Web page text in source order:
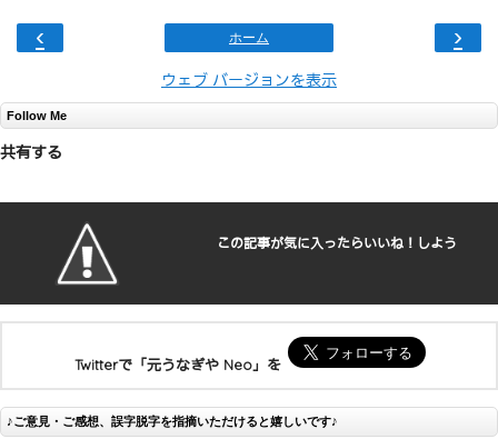
‹ ›
ホーム
ウェブ バージョンを表示
Follow Me
共有する
この記事が気に入ったらいいね！しよう
Twitterで「元うなぎや Neo」を
♪ご意見・ご感想、誤字脱字を指摘いただけると嬉しいです♪